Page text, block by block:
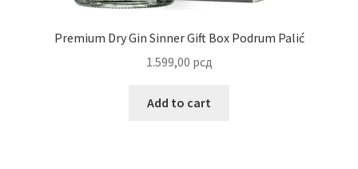
Premium Dry Gin Sinner Gift Box Podrum Palić
1.599,00 рсд
Add to cart